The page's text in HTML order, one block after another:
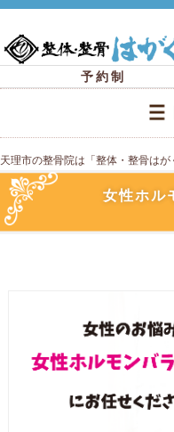
予約制
天理市の整骨院は「整体・整骨はが
女性ホル